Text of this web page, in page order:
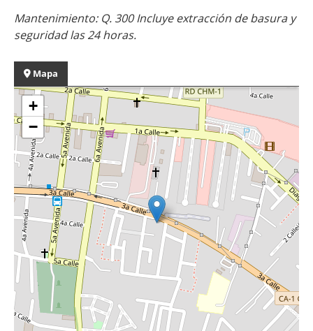
Mantenimiento: Q. 300 Incluye extracción de basura y
seguridad las 24 horas.
Mapa
+
−